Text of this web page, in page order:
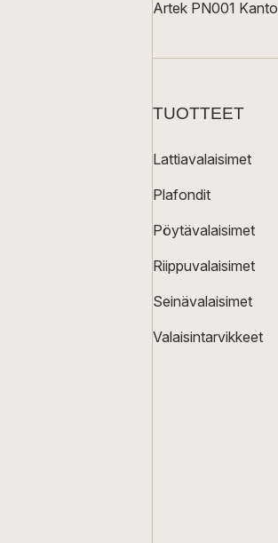
Artek PN001 Kanto
TUOTTEET
Lattiavalaisimet
Plafondit
Pöytävalaisimet
Riippuvalaisimet
Seinävalaisimet
Valaisintarvikkeet